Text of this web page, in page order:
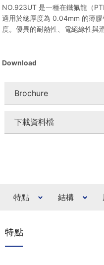
NO.923UT 是一種在鐵氟龍（
適用於總厚度為 0.04mm 的薄
度。優異的耐熱性、電絕緣性與
Download
Brochure
下載資料檔
特點 結構
特點